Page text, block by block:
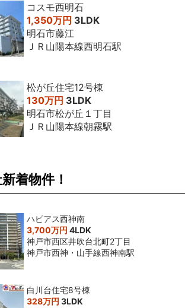
コスモ西明石
1,350万円 3LDK
明石市藤江
ＪＲ山陽本線西明石駅
松が丘住宅12号棟
130万円 3LDK
明石市松が丘１丁目
ＪＲ山陽本線朝霧駅
着物件！
ハピアス西神南
3,700万円 4LDK
神戸市西区井吹台北町2丁目
神戸市西神・山手線西神南駅
白川台住宅8号棟
328万円 3LDK